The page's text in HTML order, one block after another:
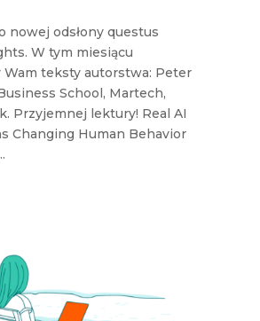
nowej odsłony questus
W tym miesiącu
teksty autorstwa: Peter
School, Martech,
Przyjemnej lektury! Real AI
Changing Human Behavior